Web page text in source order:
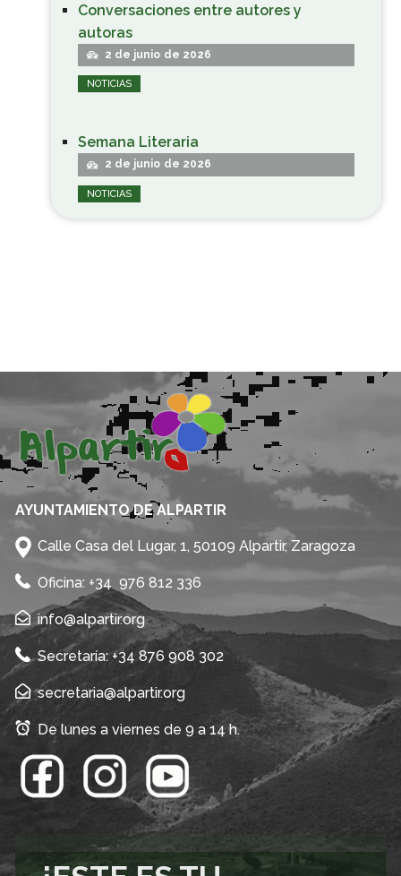
Conversaciones entre autores y
autoras
2 de junio de 2026
NOTICIAS
Semana Literaria
2 de junio de 2026
NOTICIAS
AYUNTAMIENTO DE ALPARTIR
Calle Casa del Lugar, 1, 50109 Alpartir, Zaragoza
Oficina: +34 976 812 336
info@alpartir.org
Secretaría: +34 876 908 302
secretaria@alpartir.org
De lunes a viernes de 9 a 14 h.